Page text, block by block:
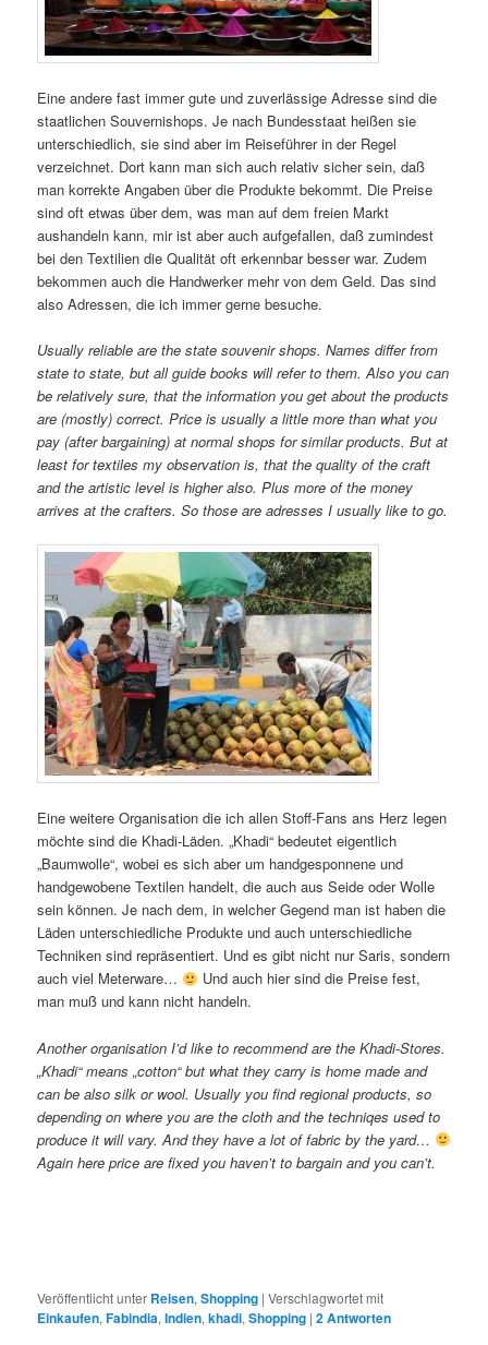
Eine andere fast immer gute und zuverlässige Adresse sind die
staatlichen Souvernishops. Je nach Bundesstaat heißen sie
unterschiedlich, sie sind aber im Reiseführer in der Regel
verzeichnet. Dort kann man sich auch relativ sicher sein, daß
man korrekte Angaben über die Produkte bekommt. Die Preise
sind oft etwas über dem, was man auf dem freien Markt
aushandeln kann, mir ist aber auch aufgefallen, daß zumindest
bei den Textilien die Qualität oft erkennbar besser war. Zudem
bekommen auch die Handwerker mehr von dem Geld. Das sind
also Adressen, die ich immer gerne besuche.
Usually reliable are the state souvenir shops. Names differ from
state to state, but all guide books will refer to them. Also you can
be relatively sure, that the information you get about the products
are (mostly) correct. Price is usually a little more than what you
pay (after bargaining) at normal shops for similar products. But at
least for textiles my observation is, that the quality of the craft
and the artistic level is higher also. Plus more of the money
arrives at the crafters. So those are adresses I usually like to go.
Eine weitere Organisation die ich allen Stoff-Fans ans Herz legen
möchte sind die Khadi-Läden. „Khadi“ bedeutet eigentlich
„Baumwolle“, wobei es sich aber um handgesponnene und
handgewobene Textilen handelt, die auch aus Seide oder Wolle
sein können. Je nach dem, in welcher Gegend man ist haben die
Läden unterschiedliche Produkte und auch unterschiedliche
Techniken sind repräsentiert. Und es gibt nicht nur Saris, sondern
auch viel Meterware…
Und auch hier sind die Preise fest,
man muß und kann nicht handeln.
Another organisation I’d like to recommend are the Khadi-Stores.
„Khadi“ means „cotton“ but what they carry is home made and
can be also silk or wool. Usually you find regional products, so
depending on where you are the cloth and the techniqes used to
produce it will vary. And they have a lot of fabric by the yard…
Again here price are fixed you haven’t to bargain and you can’t.
Veröffentlicht unter Reisen,Shopping |Verschlagwortet mit
Einkaufen,Fabindia,Indien,khadi,Shopping |2Antworten